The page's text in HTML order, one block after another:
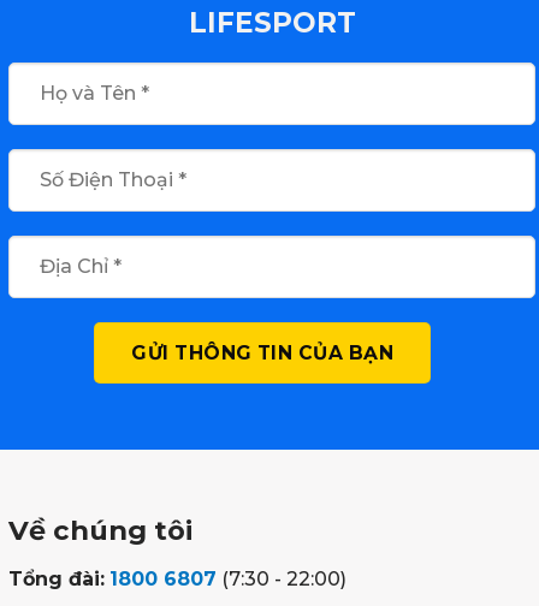
LIFESPORT
Về chúng tôi
Tổng đài: 1800 6807 (7:30 - 22:00)